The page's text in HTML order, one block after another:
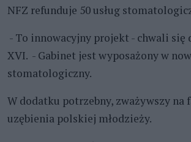
NFZ refunduje 50 usług
- To innowacyjny projekt - chwali się
XVI. - Gabinet jest wyposażony w
stomatologiczny.
W dodatku potrzebny, zważywszy na
uzębienia polskiej młodzieży.